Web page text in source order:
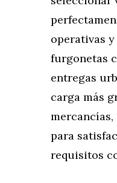
operativas
furgonetas
entregas
carga más
para
requisitos